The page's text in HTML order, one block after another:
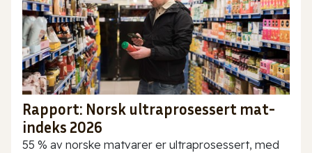
Rapport: Norsk ultraprosessert mat-
indeks 2026
55 % av norske matvarer er ultraprosessert, med